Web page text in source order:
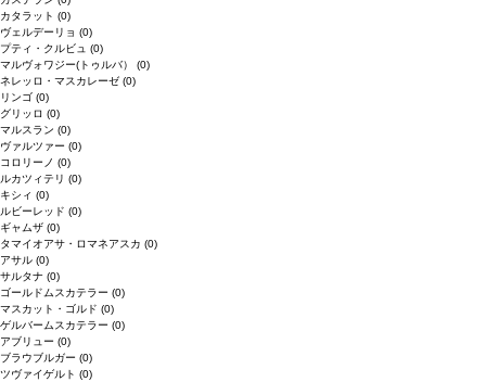
カタラット (0)
ヴェルデーリョ (0)
プティ・クルビュ (0)
マルヴォワジー(トゥルバ） (0)
ネレッロ・マスカレーゼ (0)
リンゴ (0)
グリッロ (0)
マルスラン (0)
ヴァルツァー (0)
コロリーノ (0)
ルカツィテリ (0)
キシィ (0)
ルビーレッド (0)
ギャムザ (0)
タマイオアサ・ロマネアスカ (0)
アサル (0)
サルタナ (0)
ゴールドムスカテラー (0)
マスカット・ゴルド (0)
ゲルバームスカテラー (0)
アブリュー (0)
ブラウブルガー (0)
ツヴァイゲルト (0)